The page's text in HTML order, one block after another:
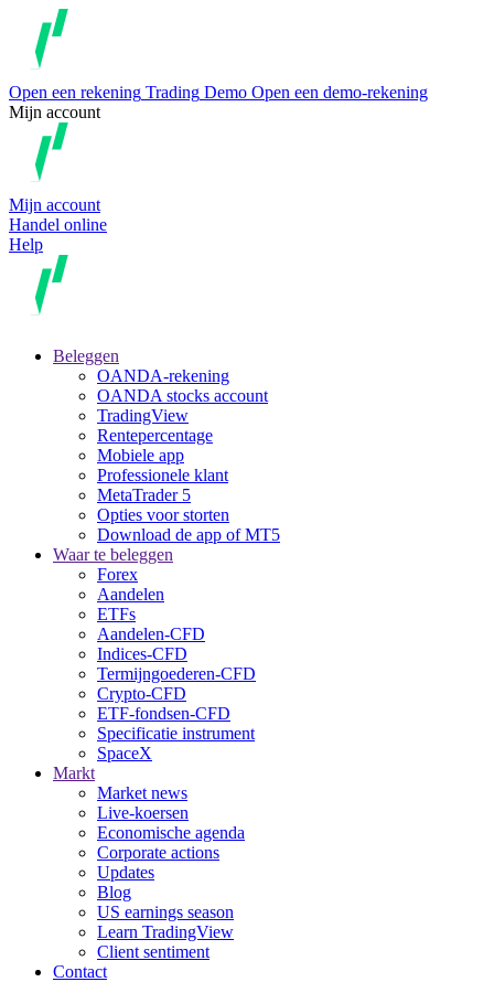
Open een rekening Trading Demo Open een demo-rekening
Mijn account
Mijn account
Handel online
Help
Beleggen
OANDA-rekening
OANDA stocks account
TradingView
Rentepercentage
Mobiele app
Professionele klant
MetaTrader 5
Opties voor storten
Download de app of MT5
Waar te beleggen
Forex
Aandelen
ETFs
Aandelen-CFD
Indices-CFD
Termijngoederen-CFD
Crypto-CFD
ETF-fondsen-CFD
Specificatie instrument
SpaceX
Markt
Market news
Live-koersen
Economische agenda
Corporate actions
Updates
Blog
US earnings season
Learn TradingView
Client sentiment
Contact